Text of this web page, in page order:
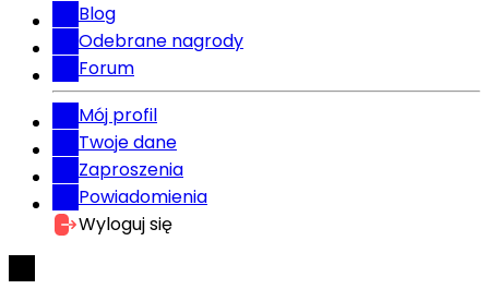
Blog
Odebrane nagrody
Forum
Mój profil
Twoje dane
Zaproszenia
Powiadomienia
Wyloguj się